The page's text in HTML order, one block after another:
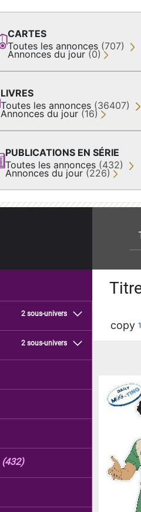
CARTES
Toutes les annonces (707)
Annonces du jour (0)
LIVRES
Toutes les annonces (36407)
Annonces du jour (16)
PUBLICATIONS EN SÉRIE
Toutes les annonces (432)
Annonces du jour (226)
2 sous-univers
2 sous-univers
(432)
copy